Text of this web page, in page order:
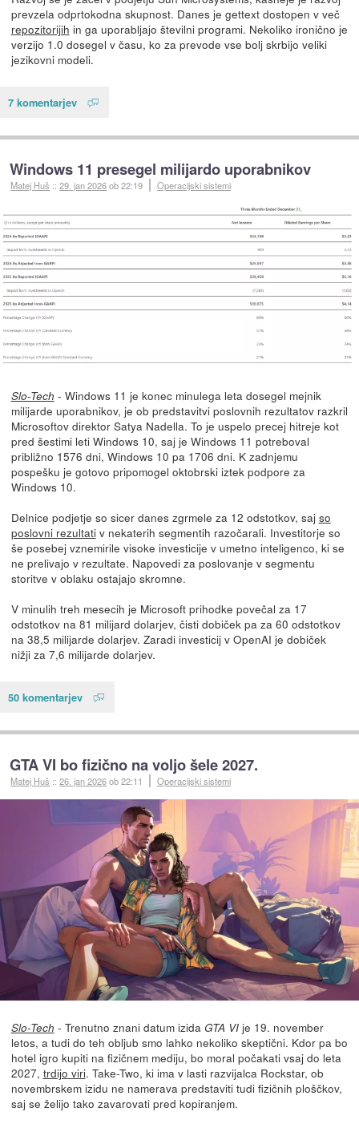
prevzela odprtokodna skupnost. Danes je gettext dostopen v več
repozitorijih in ga uporabljajo številni programi. Nekoliko ironično je
verzijo 1.0 dosegel v času, ko za prevode vse bolj skrbijo veliki
jezikovni modeli.
7 komentarjev
Windows 11 presegel milijardo uporabnikov
Matej Huš ::29. jan 2026ob 22:19 Operacijski sistemi
Slo-Tech - Windows 11 je konec minulega leta dosegel mejnik
milijarde uporabnikov, je ob predstavitvi poslovnih rezultatov razkril
Microsoftov direktor Satya Nadella. To je uspelo precej hitreje kot
pred šestimi leti Windows 10, saj je Windows 11 potreboval
približno 1576 dni, Windows 10 pa 1706 dni. K zadnjemu
pospešku je gotovo pripomogel oktobrski iztek podpore za
Windows 10.
Delnice podjetje so sicer danes zgrmele za 12 odstotkov, saj so
poslovni rezultativ nekaterih segmentih razočarali. Investitorje so
še posebej vznemirile visoke investicije v umetno inteligenco, ki se
ne prelivajo v rezultate. Napovedi za poslovanje v segmentu
storitve v oblaku ostajajo skromne.
V minulih treh mesecih je Microsoft prihodke povečal za 17
odstotkov na 81 milijard dolarjev, čisti dobiček pa za 60 odstotkov
na 38,5 milijarde dolarjev. Zaradi investicij v OpenAI je dobiček
nižji za 7,6 milijarde dolarjev.
50 komentarjev
GTA VI bo fizično na voljo šele 2027.
Matej Huš ::26. jan 2026ob 22:11 Operacijski sistemi
Slo-Tech - Trenutno znani datum izida GTA VIje 19. november
letos, a tudi do teh obljub smo lahko nekoliko skeptični. Kdor pa bo
hotel igro kupiti na fizičnem mediju, bo moral počakati vsaj do leta
2027, trdijo viri. Take-Two, ki ima v lasti razvijalca Rockstar, ob
novembrskem izidu ne namerava predstaviti tudi fizičnih ploščkov,
saj se želijo tako zavarovati pred kopiranjem.